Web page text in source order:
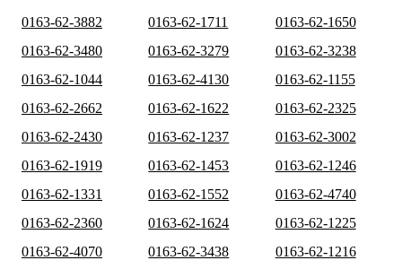
0163-62-3882
0163-62-1711
0163-62-1650
0163-62-3480
0163-62-3279
0163-62-3238
0163-62-1044
0163-62-4130
0163-62-1155
0163-62-2662
0163-62-1622
0163-62-2325
0163-62-2430
0163-62-1237
0163-62-3002
0163-62-1919
0163-62-1453
0163-62-1246
0163-62-1331
0163-62-1552
0163-62-4740
0163-62-2360
0163-62-1624
0163-62-1225
0163-62-4070
0163-62-3438
0163-62-1216